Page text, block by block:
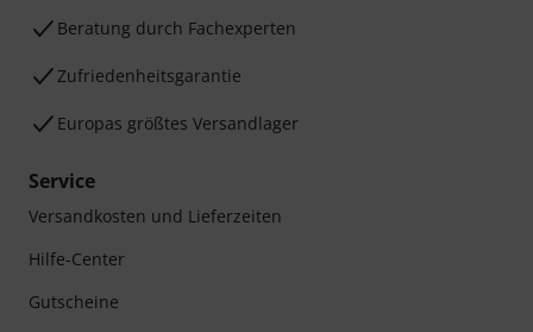
Beratung durch Fachexperten
Zufriedenheitsgarantie
Europas größtes Versandlager
Service
Versandkosten und Lieferzeiten
Hilfe-Center
Gutscheine